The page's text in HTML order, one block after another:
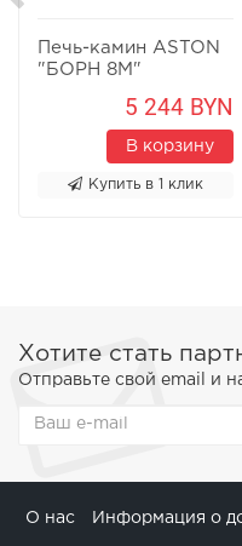
Печь-камин ASTON
"БОРН 8М"
5 244 BYN
В корзину
Купить в 1 клик
Хотите стать
Отправьте свой email и
О нас Информация о